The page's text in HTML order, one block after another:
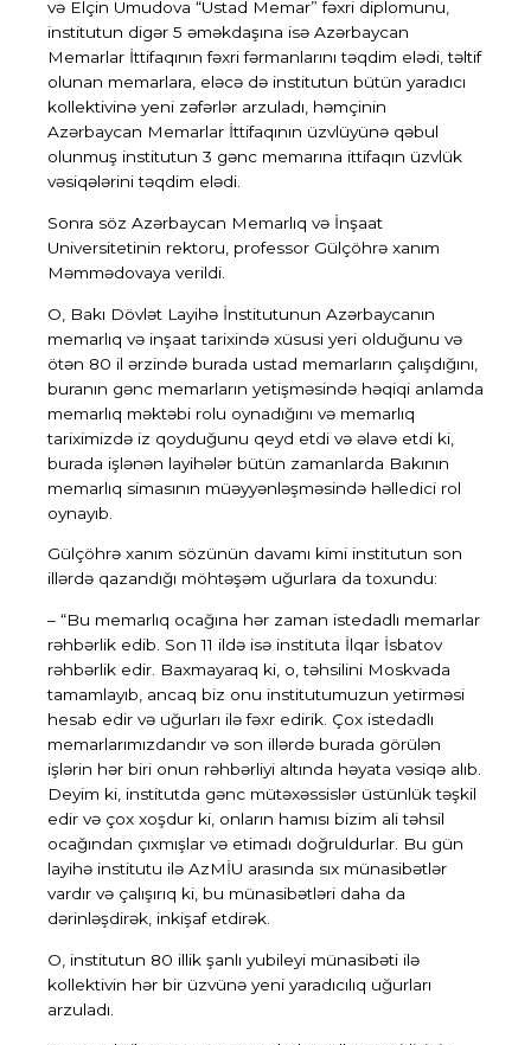
və Elçin Umudova “Ustad Memar” fəxri diplomunu,
institutun digər 5 əməkdaşına isə Azərbaycan
Memarlar İttifaqının fəxri fərmanlarını təqdim elədi, təltif
olunan memarlara, eləcə də institutun bütün yaradıcı
kollektivinə yeni zəfərlər arzuladı, həmçinin
Azərbaycan Memarlar İttifaqının üzvlüyünə qəbul
olunmuş institutun 3 gənc memarına ittifaqın üzvlük
vəsiqələrini təqdim elədi.
Sonra söz Azərbaycan Memarlıq və İnşaat
Universitetinin rektoru, professor Gülçöhrə xanım
Məmmədovaya verildi.
O, Bakı Dövlət Layihə İnstitutunun Azərbaycanın
memarlıq və inşaat tarixində xüsusi yeri olduğunu və
ötən 80 il ərzində burada ustad memarların çalışdığını,
buranın gənc memarların yetişməsində həqiqi anlamda
memarlıq məktəbi rolu oynadığını və memarlıq
tariximizdə iz qoyduğunu qeyd etdi və əlavə etdi ki,
burada işlənən layihələr bütün zamanlarda Bakının
memarlıq simasının müəyyənləşməsində həlledici rol
oynayıb.
Gülçöhrə xanım sözünün davamı kimi institutun son
illərdə qazandığı möhtəşəm uğurlara da toxundu:
– “Bu memarlıq ocağına hər zaman istedadlı memarlar
rəhbərlik edib. Son 11 ildə isə instituta İlqar İsbatov
rəhbərlik edir. Baxmayaraq ki, o, təhsilini Moskvada
tamamlayıb, ancaq biz onu institutumuzun yetirməsi
hesab edir və uğurları ilə fəxr edirik. Çox istedadlı
memarlarımızdandır və son illərdə burada görülən
işlərin hər biri onun rəhbərliyi altında həyata vəsiqə alıb.
Deyim ki, institutda gənc mütəxəssislər üstünlük təşkil
edir və çox xoşdur ki, onların hamısı bizim ali təhsil
ocağından çıxmışlar və etimadı doğruldurlar. Bu gün
layihə institutu ilə AzMİU arasında sıx münasibətlər
vardır və çalışırıq ki, bu münasibətləri daha da
dərinləşdirək, inkişaf etdirək.
O, institutun 80 illik şanlı yubileyi münasibəti ilə
kollektivin hər bir üzvünə yeni yaradıcılıq uğurları
arzuladı.